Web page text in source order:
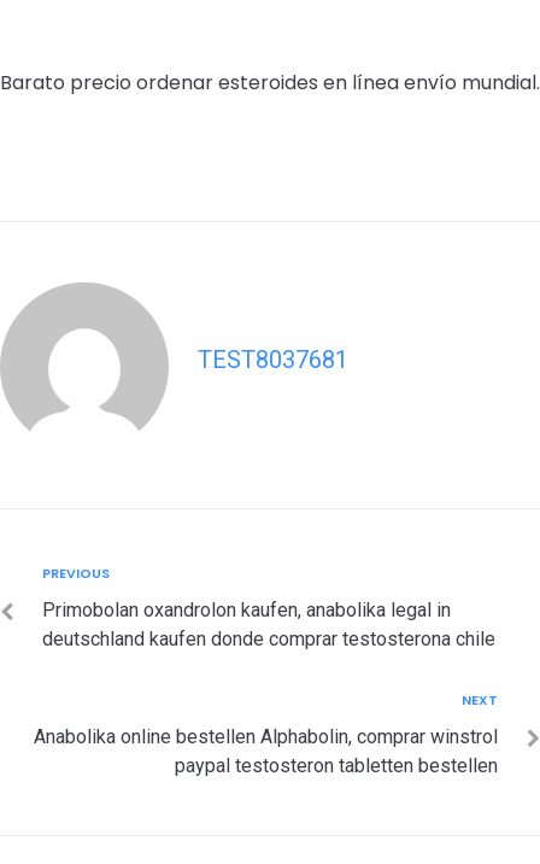
Barato precio ordenar esteroides en línea envío mundial.
TEST8037681
navigation
Previous
PREVIOUS
Primobolan oxandrolon kaufen, anabolika legal in
deutschland kaufen donde comprar testosterona chile
NEXT
Anabolika online bestellen Alphabolin, comprar winstrol
paypal testosteron tabletten bestellen